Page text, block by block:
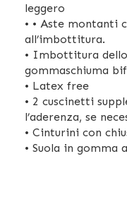
leggero
• • Aste montanti
all’imbottitura.
• Imbottitura
gommaschiuma
• Latex free
• 2 cuscinetti
l’aderenza, se
• Cinturini con
• Suola in gomma